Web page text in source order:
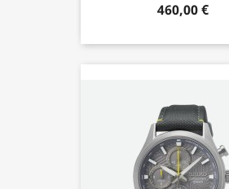
460,00 €